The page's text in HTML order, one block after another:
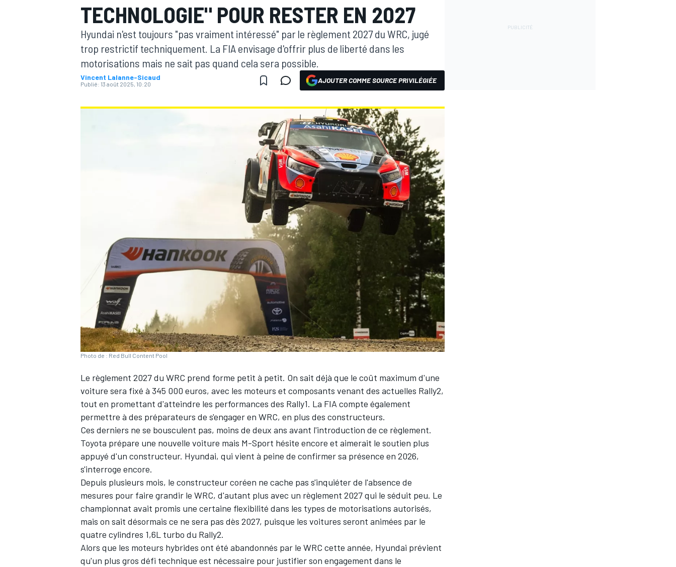
MOTOGP
WEC
TECHNOLOGIE" POUR RESTER EN 2027
Hyundai n'est toujours "pas vraiment intéressé" par le règlement 2027 du WRC, jugé
trop restrictif techniquement. La FIA envisage d'offrir plus de liberté dans les
motorisations mais ne sait pas quand cela sera possible.
Vincent Lalanne-Sicaud
Publié: 13 août 2025, 10:20 AJOUTER COMME SOURCE PRIVILÉGIÉE
Photo de : Red Bull Content Pool
Le règlement 2027 du WRC prend forme petit à petit. On sait déjà que le coût maximum d'une
voiture sera fixé à 345 000 euros, avec les moteurs et composants venant des actuelles Rally2,
tout en promettant d'atteindre les performances des Rally1. La FIA compte également
permettre à des préparateurs de s'engager en WRC, en plus des constructeurs.
Ces derniers ne se bousculent pas, moins de deux ans avant l'introduction de ce règlement.
Toyota prépare une nouvelle voiture mais M-Sport hésite encore et aimerait le soutien plus
appuyé d'un constructeur. Hyundai, qui vient à peine de confirmer sa présence en 2026,
s'interroge encore.
Depuis plusieurs mois, le constructeur coréen ne cache pas s'inquiéter de l'absence de
mesures pour faire grandir le WRC, d'autant plus avec un règlement 2027 qui le séduit peu. Le
championnat avait promis une certaine flexibilité dans les types de motorisations autorisés,
mais on sait désormais ce ne sera pas dès 2027, puisque les voitures seront animées par le
quatre cylindres 1,6L turbo du Rally2.
Alors que les moteurs hybrides ont été abandonnés par le WRC cette année, Hyundai prévient
qu'un plus gros défi technique est nécessaire pour justifier son engagement dans le